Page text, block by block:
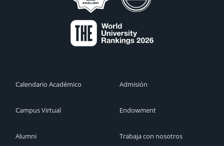
Calendario Académico
Campus Virtual
Alumni
Admisión
Endowment
Trabaja con nosotros